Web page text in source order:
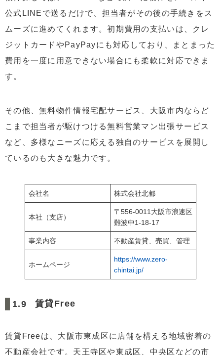
公式LINEで送るだけで、担当者がその後の手続きをス
ムーズに進めてくれます。初期費用の支払いは、クレ
ジットカードやPayPayにも対応しており、まとまった
費用を一度に用意できない場合にも柔軟に対応できま
す。
その他、無料物件情報宅配サービス、大阪市内ならど
こまで担当者が駆けつける無料営業マン出張サービス
など、多様なニーズに応える独自のサービスを展開し
ているのも大きな魅力です。
会社名 株式会社北都
本社（支店）
〒556-0011大阪市浪速区
難波中1-18-17
事業内容 不動産賃貸、売買、管理
ホームページ
https://www.zero-
chintai.jp/
賃貸Free
賃貸Freeは、大阪市東成区に店舗を構える地域密着の
不動産会社です。天王寺区や東成区、中央区などの市